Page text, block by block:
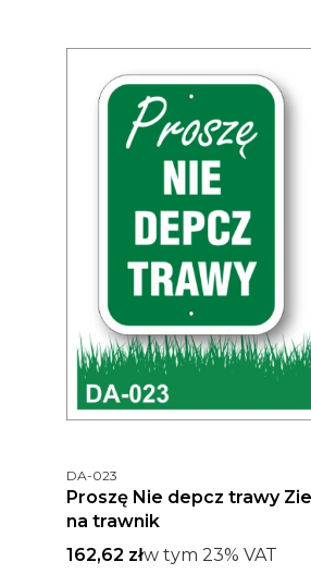
Kod produktu
DA-023
Proszę Nie depcz trawy
na trawnik
Cena brutto
162,62 złw tym %s VAT
w tym 23% VAT